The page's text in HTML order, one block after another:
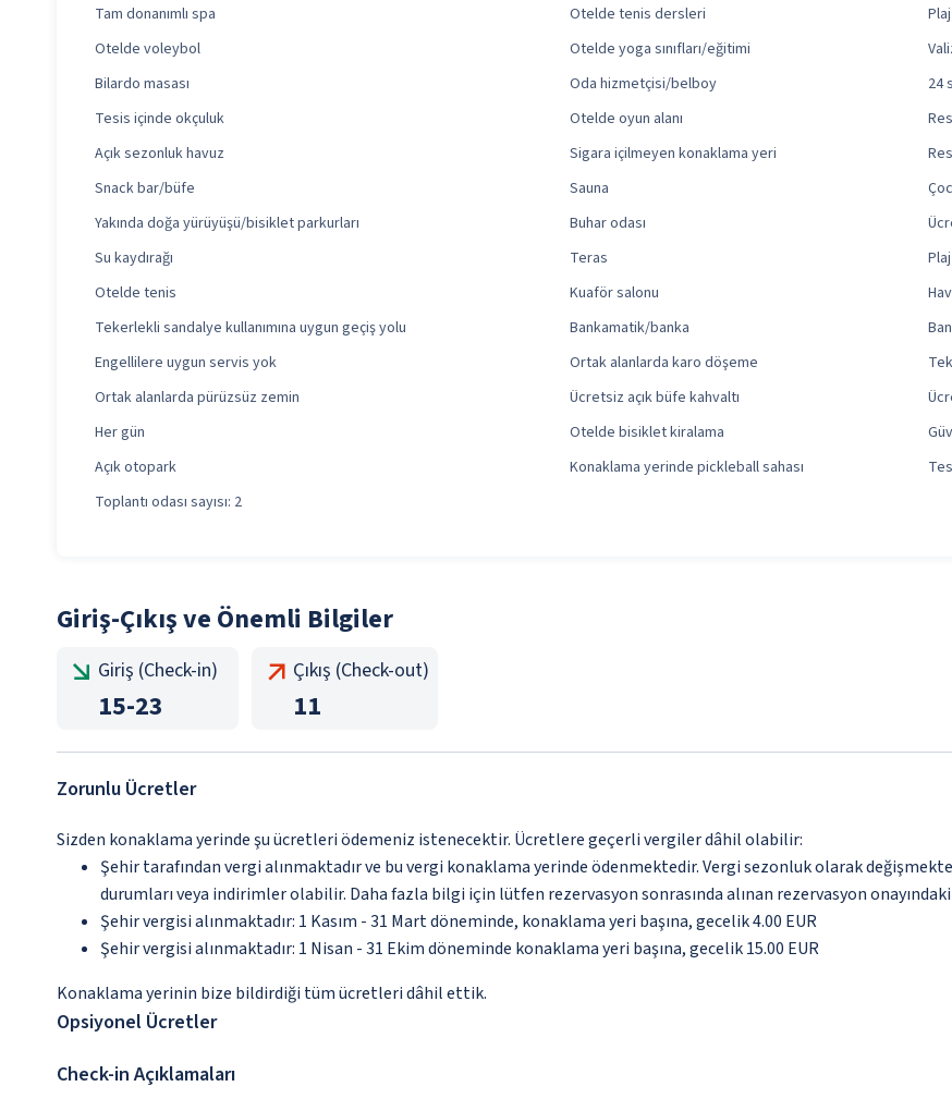
Tam donanımlı spa
Otelde tenis dersleri
Otelde voleybol
Otelde yoga sınıfları/eğitimi
Bilardo masası
Oda hizmetçisi/belboy
24
Tesis içinde okçuluk
Otelde oyun alanı
Açık sezonluk havuz
Sigara içilmeyen konaklama yeri
Snack bar/büfe
Sauna
Yakında doğa yürüyüşü/bisiklet parkurları
Buhar odası
Su kaydırağı
Teras
Otelde tenis
Kuaför salonu
Tekerlekli sandalye kullanımına uygun geçiş yolu
Bankamatik/banka
Engellilere uygun servis yok
Ortak alanlarda karo döşeme
Ortak alanlarda pürüzsüz zemin
Ücretsiz açık büfe kahvaltı
Her gün
Otelde bisiklet kiralama
Açık otopark
Konaklama yerinde pickleball sahası
Toplantı odası sayısı: 2
Giriş-Çıkış ve Önemli Bilgiler
Giriş (Check-in)
15-23
Çıkış (Check-out)
11
Zorunlu Ücretler
Sizden konaklama yerinde şu ücretleri ödemeniz istenecektir. Ücretlere geçerli vergiler dâhil olabilir:
Şehir tarafından vergi alınmaktadır ve bu vergi konaklama yerinde ödenmektedir. Vergi sezonluk olarak
durumları veya indirimler olabilir. Daha fazla bilgi için lütfen rezervasyon sonrasında alınan rezervasyon
Şehir vergisi alınmaktadır: 1 Kasım - 31 Mart döneminde, konaklama yeri başına, gecelik 4.00 EUR
Şehir vergisi alınmaktadır: 1 Nisan - 31 Ekim döneminde konaklama yeri başına, gecelik 15.00 EUR
Konaklama yerinin bize bildirdiği tüm ücretleri dâhil ettik.
Opsiyonel Ücretler
Check-in Açıklamaları